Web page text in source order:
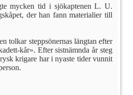
mycken tid i sjökaptenen L. U.
der han fann materialier till
tolkar steppsönernas längtan efter
kår». Efter sistnämnda år steg
krigare har i nyaste tider vunnit